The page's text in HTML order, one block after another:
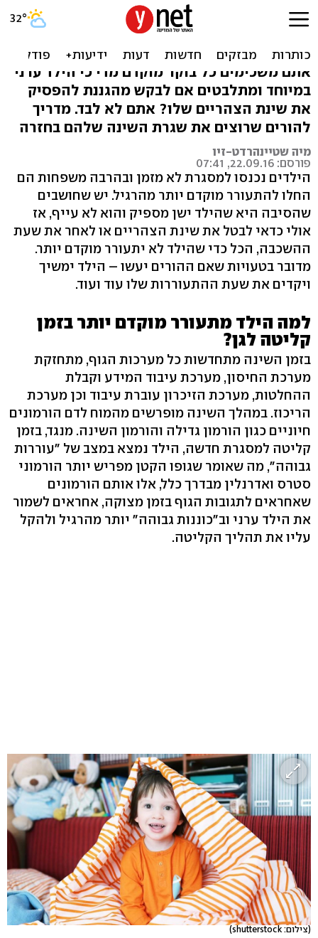
מה יהיה? הילד קם מוקדם
מאז שחזר לגן
אתם משכימים כל בוקר מוקדם מדי כי הילד ערני
במיוחד ומתלבטים אם לבקש מהגננת להפסיק
את שינת הצהריים שלו? אתם לא לבד. מדריך
להורים שרוצים את שגרת השינה שלהם בחזרה
מיה שטיינהרדט-זיו
פורסם: 22.09.16, 07:41
הילדים נכנסו למסגרת לא מזמן ובהרבה משפחות הם
החלו להתעורר מוקדם יותר מהרגיל. יש שחושבים
שהסיבה היא שהילד ישן מספיק והוא לא עייף, אז
אולי כדאי לבטל את שינת הצהריים או לאחר את שעת
ההשכבה, הכל כדי שהילד לא יתעורר מוקדם יותר.
מדובר בטעויות שאם ההורים יעשו – הילד ימשיך
ויקדים את שעת ההתעוררות שלו עוד ועוד.
למה הילד מתעורר מוקדם יותר בזמן
קליטה לגן?
בזמן השינה מתחדשות כל מערכות הגוף, מתחזקת
מערכת החיסון, מערכת עיבוד המידע וקבלת
ההחלטות, מערכת הזיכרון עוברת עיבוד וכן מערכת
הריכוז. במהלך השינה מופרשים מהמוח לדם הורמונים
חיוניים כגון הורמון גדילה והורמון השינה. מנגד, בזמן
קליטה למסגרת חדשה, הילד נמצא במצב של "עוררות
גבוהה", מה שאומר שגופו הקטן מפריש יותר הורמוני
סטרס ואדרנלין מבדרך כלל, אלו אותם הורמונים
שאחראים לתגובות הגוף בזמן מצוקה, אחראים לשמור
את הילד ערני וב"כוננות גבוהה" יותר מהרגיל ולהקל
עליו את תהליך הקליטה.
(צילום: shutterstock)